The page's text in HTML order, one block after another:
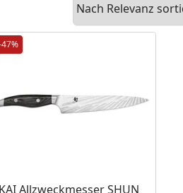
KAI Allzweckmesser SHUN
Produkt nicht lieferbar